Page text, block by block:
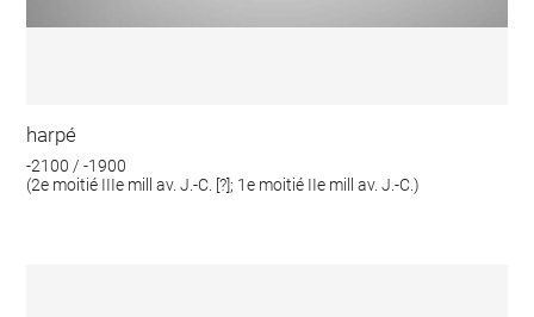
harpé
-2100 / -1900
(2e moitié IIIe mill av. J.-C. [?]; 1e moitié IIe mill av. J.-C.)